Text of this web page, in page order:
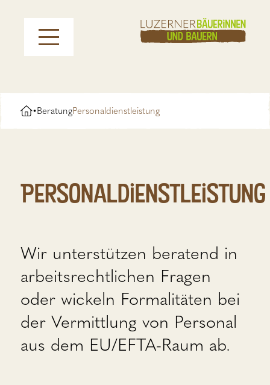
•BeratungPersonaldienstleistung
Personaldienstleistung
Wir unterstützen beratend in
arbeitsrechtlichen Fragen
oder wickeln Formalitäten bei
der Vermittlung von Personal
aus dem EU/EFTA-Raum ab.